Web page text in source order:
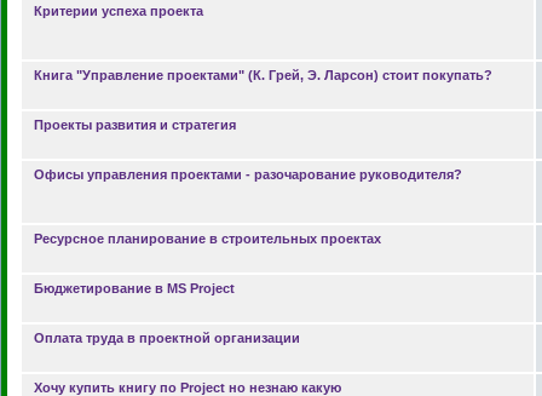
Критерии успеха проекта
Книга "Управление проектами" (К. Грей, Э. Ларсон) стоит покупать?
Проекты развития и стратегия
Офисы управления проектами - разочарование руководителя?
Ресурсное планирование в строительных проектах
Бюджетирование в MS Project
Оплата труда в проектной организации
Хочу купить книгу по Project но незнаю какую